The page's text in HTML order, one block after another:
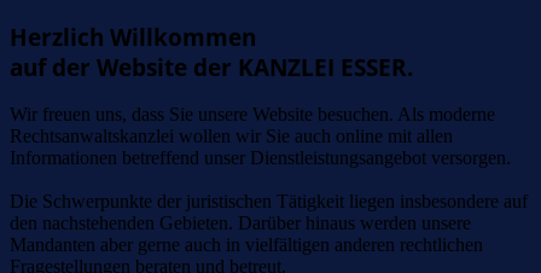
Herzlich Willkommen
auf der Website der KANZLEI ESSER.
Wir freuen uns, dass Sie unsere Website besuchen. Als moderne
Rechtsanwaltskanzlei wollen wir Sie auch online mit allen
Informationen betreffend unser Dienstleistungsangebot versorgen.
Die Schwerpunkte der juristischen Tätigkeit liegen insbesondere auf
den nachstehenden Gebieten. Darüber hinaus werden unsere
Mandanten aber gerne auch in vielfältigen anderen rechtlichen
Fragestellungen beraten und betreut.